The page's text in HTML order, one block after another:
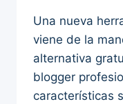
Una nueva
viene de la
alternativa
blogger
características